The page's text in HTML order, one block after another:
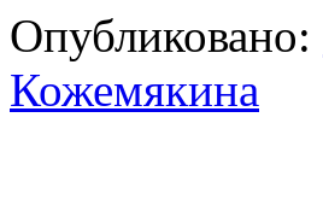
Опубликовано:
Кожемякина